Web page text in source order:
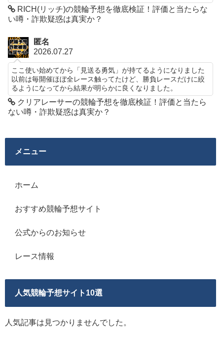
RICH(リッチ)の競輪予想を徹底検証！評価と当たらな
い噂・詐欺疑惑は真実か？
匿名
2026.07.27
ここ使い始めてから「見送る勇気」が持てるようになりました
以前は毎開催ほぼ全レース触ってたけど、勝負レースだけに絞
るようになってから結果が明らかに良くなりました。
クリアレーサーの競輪予想を徹底検証！評価と当たら
ない噂・詐欺疑惑は真実か？
メニュー
ホーム
おすすめ競輪予想サイト
公式からのお知らせ
レース情報
人気競輪予想サイト10選
人気記事は見つかりませんでした。